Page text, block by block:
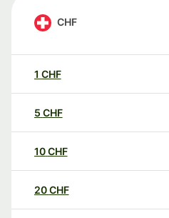
CHF
1 CHF
5 CHF
10CHF
20CHF